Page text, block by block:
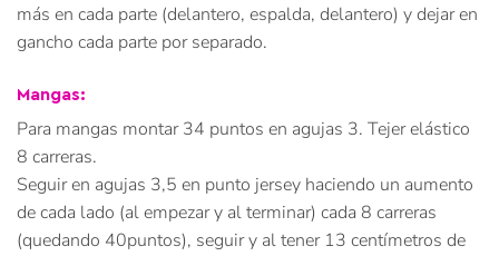
más en cada parte (delantero, espalda, delantero) y dejar en
gancho cada parte por separado.
Mangas:
Para mangas montar 34 puntos en agujas 3. Tejer elástico
8 carreras.
Seguir en agujas 3,5 en punto jersey haciendo un aumento
de cada lado (al empezar y al terminar) cada 8 carreras
(quedando 40puntos), seguir y al tener 13 centímetros de